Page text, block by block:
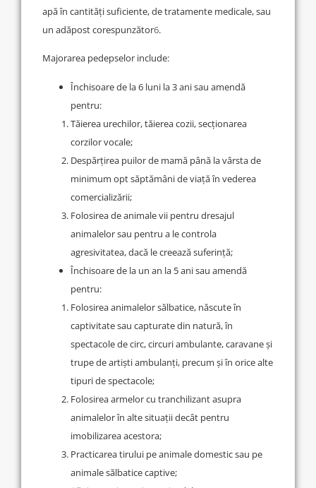
apă în cantități suficiente, de tratamente medicale, sau
un adăpost corespunzător6.
Majorarea pedepselor include:
Închisoare de la 6 luni la 3 ani sau amendă
pentru:
Tăierea urechilor, tăierea cozii, secționarea
corzilor vocale;
Despărțirea puilor de mamă până la vârsta de
minimum opt săptămâni de viață în vederea
comercializării;
Folosirea de animale vii pentru dresajul
animalelor sau pentru a le controla
agresivitatea, dacă le creează suferință;
Închisoare de la un an la 5 ani sau amendă
pentru:
Folosirea animalelor sălbatice, născute în
captivitate sau capturate din natură, în
spectacole de circ, circuri ambulante, caravane și
trupe de artiști ambulanți, precum și în orice alte
tipuri de spectacole;
Folosirea armelor cu tranchilizant asupra
animalelor în alte situații decât pentru
imobilizarea acestora;
Practicarea tirului pe animale domestic sau pe
animale sălbatice captive;